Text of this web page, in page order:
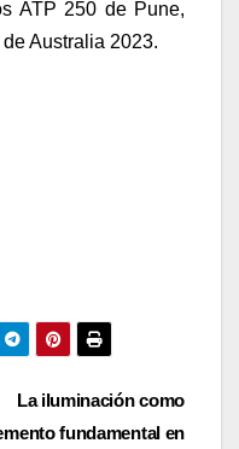
ATP 250 de Pune,
Australia 2023.
La iluminación como
fundamental en